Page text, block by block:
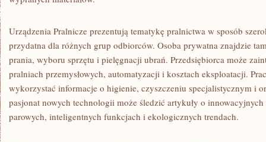
Urządzenia Pralnicze prezentują tematykę pralnictwa w sposób
przydatna dla różnych grup odbiorców. Osoba prywatna znajdzie
prania, wyboru sprzętu i pielęgnacji ubrań. Przedsiębiorca może
pralniach przemysłowych, automatyzacji i kosztach eksploatacji.
wykorzystać informacje o higienie, czyszczeniu specjalistycznym i
pasjonat nowych technologii może śledzić artykuły o
parowych, inteligentnych funkcjach i ekologicznych trendach.